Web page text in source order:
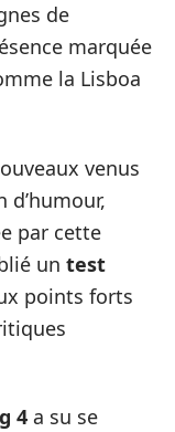
de
marquée
la Lisboa
venus
par cette
un test
points forts
4 a su se